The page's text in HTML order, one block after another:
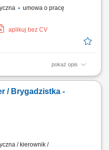
umowa o pracę
aplikuj bez CV
pokaż opis
granitowej, betonowej oraz
Dbałość o wysokie
przestrzeganie zasad BHP.
/ Brygadzistka -
/ kierownik /